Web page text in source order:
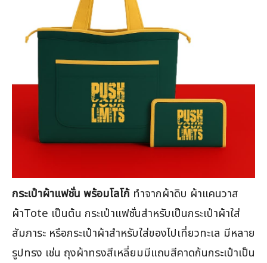
กระเป๋าผ้าแฟชั่น พร้อมโลโก้ ทำจากผ้าดิบ ผ้าแคนวาส
ผ้าTote เป็นต้น กระเป๋าแฟชั่นสำหรับเป็นกระเป๋าผ้าใส่
สัมภาระ หรือกระเป๋าผ้าสำหรับใส่ของไปเที่ยวทะเล มีหลาย
รูปทรง เช่น ถุงผ้าทรงสีเหลี่ยมมีแถบสีคาดก้นกระเป๋าเป็น